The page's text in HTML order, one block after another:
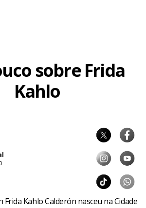
sobre Frida
Kahlo
Frida Kahlo Calderón nasceu na Cidade